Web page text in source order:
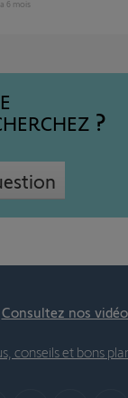
a 6 mois
Consultez nos
conseils et bons